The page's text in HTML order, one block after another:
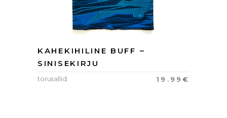
KAHEKIHILINE BUFF –
SINISEKIRJU
19.99 €
torusallid